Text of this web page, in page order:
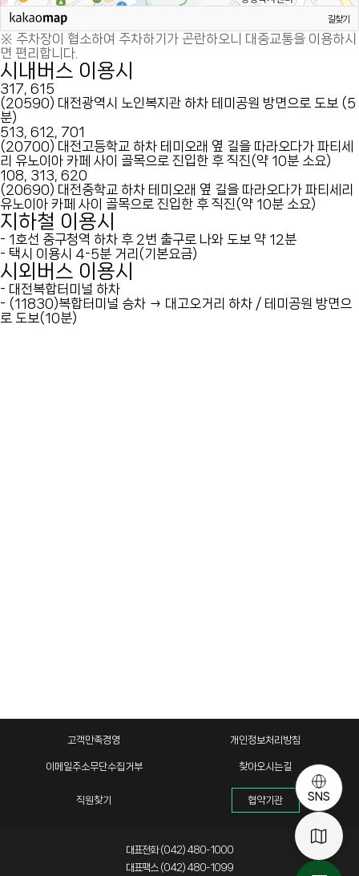
SNS
길찾기
※ 주차장이 협소하여 주차하기가 곤란하오니 대중교통을 이용하시
면 편리합니다.
시내버스 이용시
317, 615
(20590) 대전광역시 노인복지관 하차 테미공원 방면으로 도보 (5
분)
513, 612, 701
(20700) 대전고등학교 하차 테미오래 옆 길을 따라오다가 파티세
리 유노이아 카페 사이 골목으로 진입한 후 직진(약 10분 소요)
108, 313, 620
(20690) 대전중학교 하차 테미오래 옆 길을 따라오다가 파티세리
유노이아 카페 사이 골목으로 진입한 후 직진(약 10분 소요)
지하철 이용시
- 1호선 중구청역 하차 후 2번 출구로 나와 도보 약 12분
- 택시 이용시 4-5분 거리(기본요금)
시외버스 이용시
- 대전복합터미널 하차
- (11830)복합터미널 승차 → 대고오거리 하차 / 테미공원 방면으
로 도보(10분)
고객만족경영 개인정보처리방침
이메일주소무단수집거부 찾아오시는길
직원찾기 협약기관
대표전화 (042) 480-1000
대표팩스 (042) 480-1099